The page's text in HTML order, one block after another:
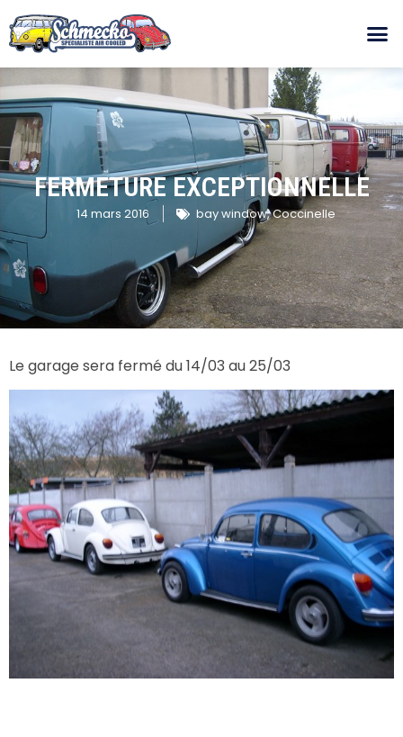
FERMETURE EXCEPTIONNELLE
14 mars 2016 bay window,Coccinelle
Le garage sera fermé du 14/03 au 25/03